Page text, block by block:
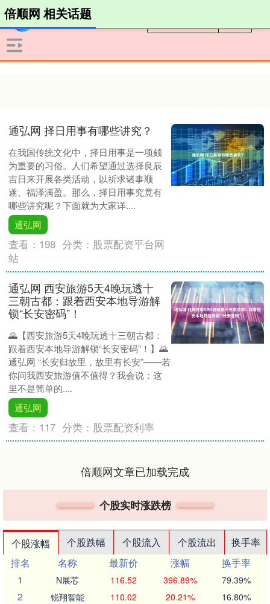
倍顺网 相关话题
通弘网 择日用事有哪些讲究？
在我国传统文化中，择日用事是一项颇
为重要的习俗。人们希望通过选择良辰
吉日来开展各类活动，以祈求诸事顺
遂、福泽满盈。那么，择日用事究竟有
哪些讲究呢？下面就为大家详....
通弘网
查看： 198 分类： 股票配资平台网
站
通弘网 西安旅游5天4晚玩透十
三朝古都：跟着西安本地导游解
锁“长安密码”！
🌄【西安旅游5天4晚玩透十三朝古都：
跟着西安本地导游解锁“长安密码”！】🌄
通弘网 “长安归故里，故里有长安”——若
你问我西安旅游值不值得？我会说：这
里不是简单的....
通弘网
查看： 117 分类： 股票配资利率
倍顺网文章已加载完成
个股实时涨跌榜
个股涨幅 个股跌幅 个股流入 个股流出
换手率
排名
名称 最新价 涨幅
换手率
1
N展芯 116.52 396.89% 79.39%
2 锐翔智能 110.02 20.21% 16.80%